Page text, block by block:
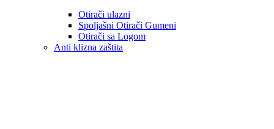
Otirači ulazni
Spoljašni Otirači Gumeni
Otirači sa Logom
Anti klizna zaštita